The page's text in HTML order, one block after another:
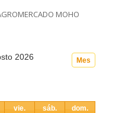
MOHO
Mes
2026
vie. sáb.
dom.